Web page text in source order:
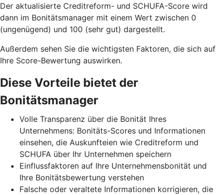
Der aktualisierte Creditreform- und SCHUFA-Score wird
dann im Bonitätsmanager mit einem Wert zwischen 0
(ungenügend) und 100 (sehr gut) dargestellt.
Außerdem sehen Sie die wichtigsten Faktoren, die sich auf
Ihre Score-Bewertung auswirken.
Diese Vorteile bietet der
Bonitätsmanager
Volle Transparenz über die Bonität Ihres
Unternehmens: Bonitäts-Scores und Informationen
einsehen, die Auskunfteien wie Creditreform und
SCHUFA über Ihr Unternehmen speichern
Einflussfaktoren auf Ihre Unternehmensbonität und
Ihre Bonitätsbewertung verstehen
Falsche oder veraltete Informationen korrigieren, die